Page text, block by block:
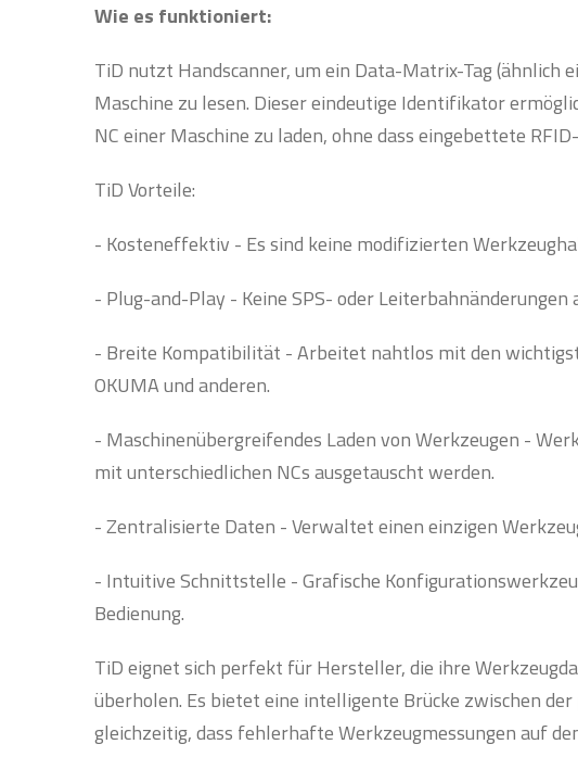
Wie es funktioniert:
TiD nutzt Handscanner, um ein Data-Matrix-Tag (ähnlich
Maschine zu lesen. Dieser eindeutige Identifikator
NC einer Maschine zu laden, ohne dass eingebettete
TiD Vorteile:
- Kosteneffektiv - Es sind keine modifizierten
- Plug-and-Play - Keine SPS- oder Leiterbahnänderungen
- Breite Kompatibilität - Arbeitet nahtlos mit den
OKUMA und anderen.
- Maschinenübergreifendes Laden von Werkzeugen -
mit unterschiedlichen NCs ausgetauscht werden.
- Zentralisierte Daten - Verwaltet einen einzigen
- Intuitive Schnittstelle - Grafische
Bedienung.
TiD eignet sich perfekt für Hersteller, die ihre
überholen. Es bietet eine intelligente Brücke zwischen
gleichzeitig, dass fehlerhafte Werkzeugmessungen auf